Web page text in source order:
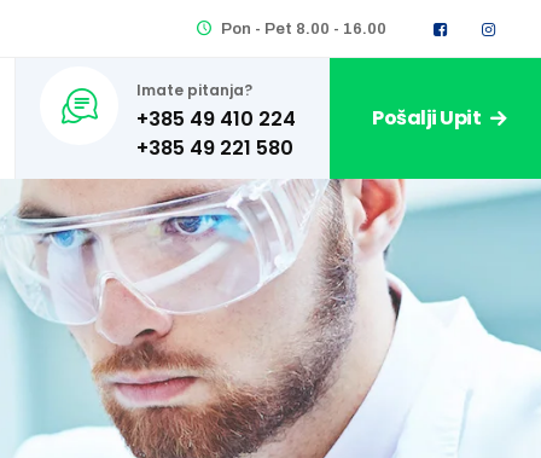
Pon - Pet 8.00 - 16.00
Imate pitanja?
+385 49 410 224 Pošalji Upit